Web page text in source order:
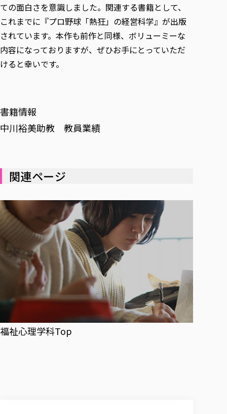
ての面白さを意識しました。関連する書籍として、
これまでに『プロ野球「熱狂」の経営科学』が出版
されています。本作も前作と同様、ボリューミーな
内容になっておりますが、ぜひお手にとっていただ
けると幸いです。
書籍情報
中川裕美助教 教員業績
関連ページ
福祉心理学科Top